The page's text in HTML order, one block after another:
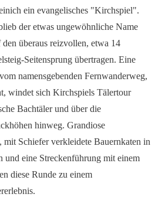
ein evangelisches "Kirchspiel".
der etwas ungewöhnliche Name
überaus reizvollen, etwa 14
Seitensprung übertragen. Eine
namensgebenden Fernwanderweg,
windet sich Kirchspiels Tälertour
Bachtäler und über die
hinweg. Grandiose
mit Schiefer verkleidete Bauernkaten in
und eine Streckenführung mit einem
diese Runde zu einem